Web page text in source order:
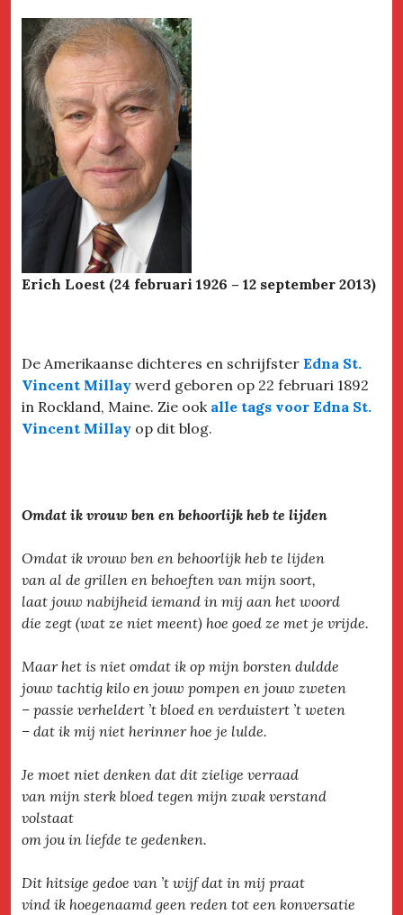
Erich Loest (24 februari 1926 – 12 september 2013)
De Amerikaanse dichteres en schrijfster Edna St.
Vincent Millay werd geboren op 22 februari 1892
in Rockland, Maine. Zie ook alle tags voor Edna St.
Vincent Millay op dit blog.
Omdat ik vrouw ben en behoorlijk heb te lijden
Omdat ik vrouw ben en behoorlijk heb te lijden
van al de grillen en behoeften van mijn soort,
laat jouw nabijheid iemand in mij aan het woord
die zegt (wat ze niet meent) hoe goed ze met je vrijde.
Maar het is niet omdat ik op mijn borsten duldde
jouw tachtig kilo en jouw pompen en jouw zweten
– passie verheldert ’t bloed en verduistert ’t weten
– dat ik mij niet herinner hoe je lulde.
Je moet niet denken dat dit zielige verraad
van mijn sterk bloed tegen mijn zwak verstand
volstaat
om jou in liefde te gedenken.
Dit hitsige gedoe van ’t wijf dat in mij praat
vind ik hoegenaamd geen reden tot een konversatie